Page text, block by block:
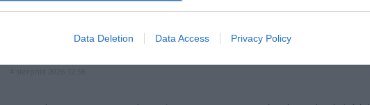
Data Deletion Data Access Privacy Policy
4 sierpnia 2026 16:06
Pieniądze dla milionów polskich rodzin. ZUS wypłacił już 173 mln zł.